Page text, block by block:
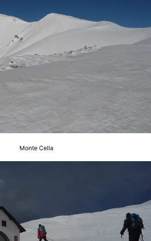
Monte Cella